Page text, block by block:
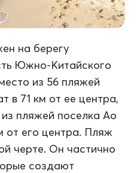
на берегу
Южно-Китайского
из 56 пляжей
в 71 км от ее центра,
пляжей поселка Ао
от его центра. Пляж
черте. Он частично
создают